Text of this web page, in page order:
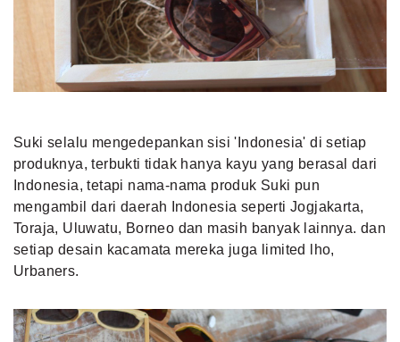
Suki selalu mengedepankan sisi 'Indonesia' di setiap
produknya, terbukti tidak hanya kayu yang berasal dari
Indonesia, tetapi nama-nama produk Suki pun
mengambil dari daerah Indonesia seperti Jogjakarta,
Toraja, Uluwatu, Borneo dan masih banyak lainnya. dan
setiap desain kacamata mereka juga limited lho,
Urbaners.